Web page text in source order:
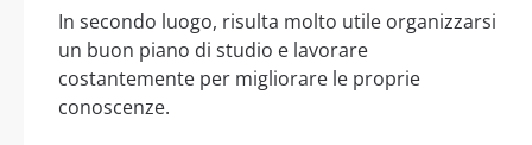
In secondo luogo, risulta molto utile organizzarsi
un buon piano di studio e lavorare
costantemente per migliorare le proprie
conoscenze.